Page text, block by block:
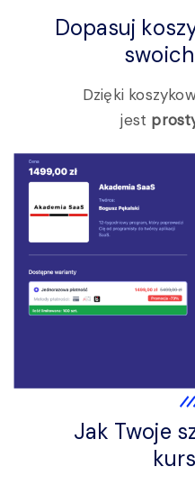
Dopasuj
Dzięki
jest
Jak Twoje